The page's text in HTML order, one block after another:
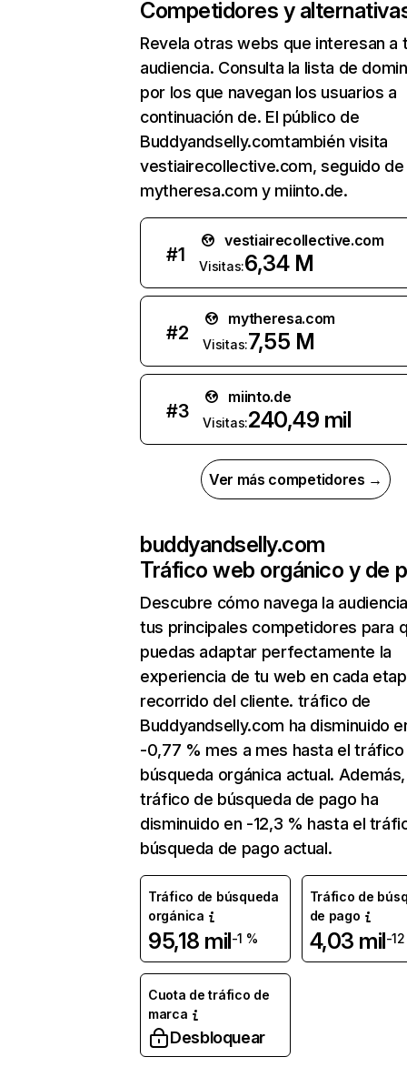
Competidores y
Revela otras webs que interesan a
audiencia. Consulta la lista de
por los que navegan los usuarios a
continuación de. El público de
Buddyandselly.comtambién visita
vestiairecollective.com, seguido de
mytheresa.com y miinto.de.
#1
vestiairecollective.com
Visitas:6,34 M
#2
mytheresa.com
Visitas:7,55 M
#3
miinto.de
Visitas:240,49 mil
Ver más competidores →
buddyandselly.com
Tráfico web orgánico y de
Descubre cómo navega la
tus principales competidores para
puedas adaptar perfectamente la
experiencia de tu web en cada
recorrido del cliente. tráfico de
Buddyandselly.com ha disminuido
-0,77 % mes a mes hasta el
búsqueda orgánica actual.
tráfico de búsqueda de pago ha
disminuido en -12,3 % hasta el
búsqueda de pago actual.
Tráfico de búsqueda
orgánica
95,18 mil-1 %
Tráfico de
de pago
4,03 mil-
Cuota de tráfico de
marca
Desbloquear